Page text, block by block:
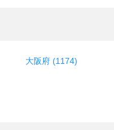
大阪府 (1174)